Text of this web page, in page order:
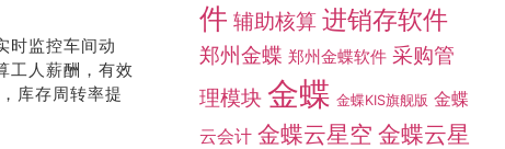
时监控车间动
工人薪酬，有效
库存周转率提
件 辅助核算 进销存软件
郑州金蝶 郑州金蝶软件 采购管
理模块 金蝶 金蝶KIS旗舰版 金蝶
云会计 金蝶云星空 金蝶云星